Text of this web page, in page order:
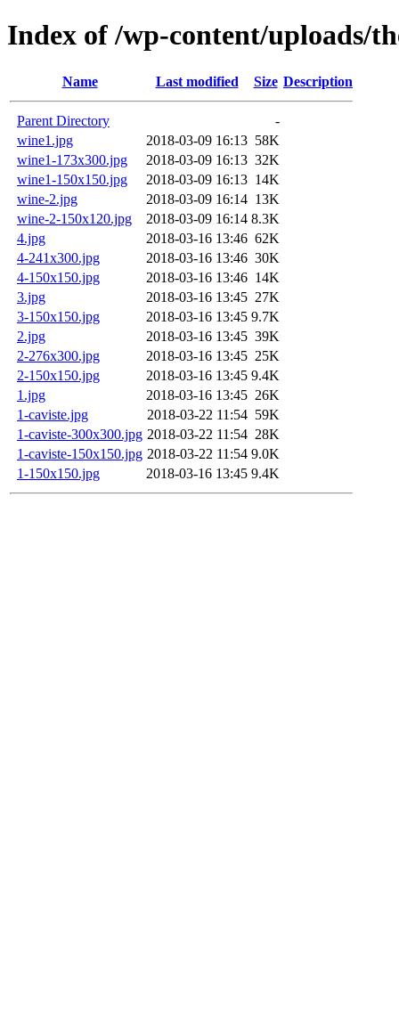
Index of /wp-content/uploads/
Name Last modified Size Description
Parent Directory
-
wine1.jpg
2018-03-09 16:13 58K
wine1-173x300.jpg
2018-03-09 16:13 32K
wine1-150x150.jpg
2018-03-09 16:13 14K
wine-2.jpg
2018-03-09 16:14 13K
wine-2-150x120.jpg
2018-03-09 16:14 8.3K
4.jpg
2018-03-16 13:46 62K
4-241x300.jpg
2018-03-16 13:46 30K
4-150x150.jpg
2018-03-16 13:46 14K
3.jpg
2018-03-16 13:45 27K
3-150x150.jpg
2018-03-16 13:45 9.7K
2.jpg
2018-03-16 13:45 39K
2-276x300.jpg
2018-03-16 13:45 25K
2-150x150.jpg
2018-03-16 13:45 9.4K
1.jpg
2018-03-16 13:45 26K
1-caviste.jpg
2018-03-22 11:54 59K
1-caviste-300x300.jpg 2018-03-22 11:54 28K
1-caviste-150x150.jpg 2018-03-22 11:54 9.0K
1-150x150.jpg
2018-03-16 13:45 9.4K